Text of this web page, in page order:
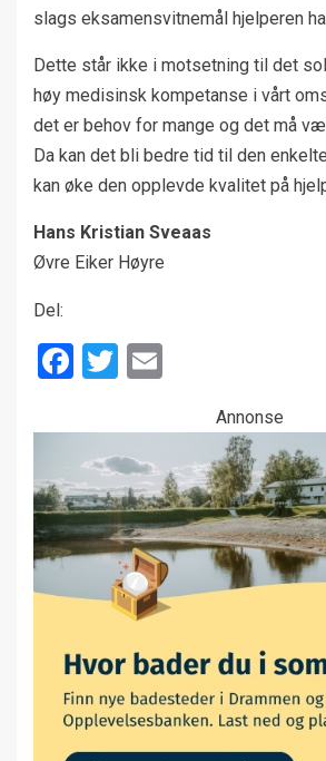
slags eksamensvitnemål hjelperen
Dette står ikke i motsetning til det
høy medisinsk kompetanse i vårt
det er behov for mange og det må
Da kan det bli bedre tid til den
kan øke den opplevde kvalitet på
Hans Kristian Sveaas
Øvre Eiker Høyre
Del:
Facebook
Twitter
Annonse